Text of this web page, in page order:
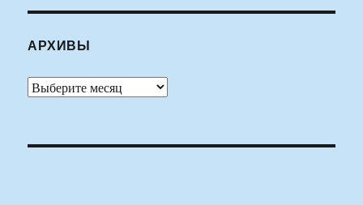
АРХИВЫ
Архивы